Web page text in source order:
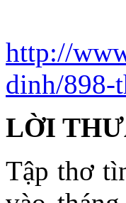
http://
dinh/898-
LỜI
Tập thơ